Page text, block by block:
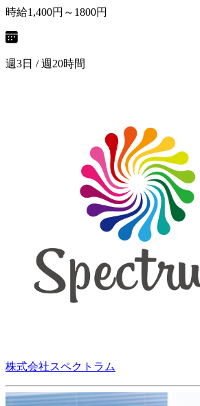
時給1,400円～1800円
週3日 / 週20時間
株式会社スペクトラム